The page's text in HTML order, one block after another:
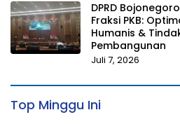
DPRD
Fraksi PKB:
Humanis &
Pembangunan
Juli 7, 2026
Top Minggu Ini